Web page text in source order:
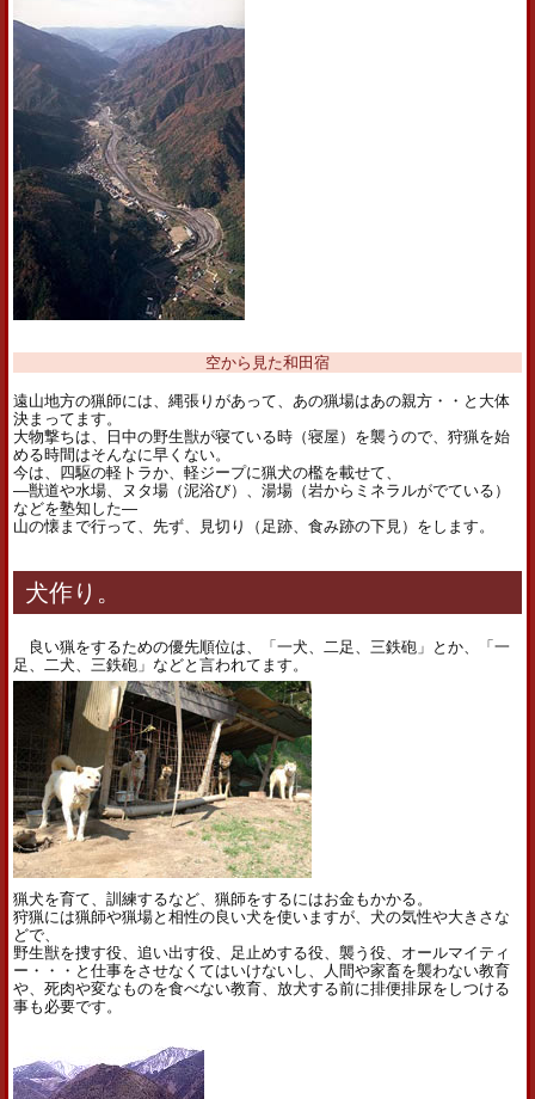
空から見た和田宿
遠山地方の猟師には、縄張りがあって、あの猟場はあの親方・・と大体
決まってます。
大物撃ちは、日中の野生獣が寝ている時（寝屋）を襲うので、狩猟を始
める時間はそんなに早くない。
今は、四駆の軽トラか、軽ジープに猟犬の檻を載せて、
―獣道や水場、ヌタ場（泥浴び）、湯場（岩からミネラルがでている）
などを塾知した―
山の懐まで行って、先ず、見切り（足跡、食み跡の下見）をします。
犬作り。
良い猟をするための優先順位は、「一犬、二足、三鉄砲」とか、「一
足、二犬、三鉄砲」などと言われてます。
猟犬を育て、訓練するなど、猟師をするにはお金もかかる。
狩猟には猟師や猟場と相性の良い犬を使いますが、犬の気性や大きさな
どで、
野生獣を捜す役、追い出す役、足止めする役、襲う役、オールマイティ
ー・・・と仕事をさせなくてはいけないし、人間や家畜を襲わない教育
や、死肉や変なものを食べない教育、放犬する前に排便排尿をしつける
事も必要です。